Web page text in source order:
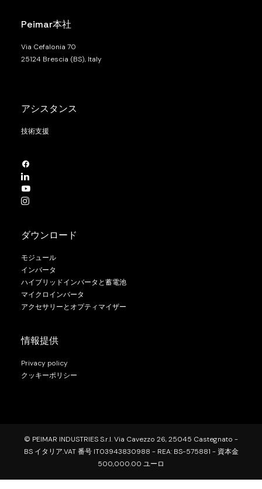
Peimar本社
Via Cefalonia 70
25124 Brescia (BS), Italy
アシスタンス
技術支援
ダウンロード
モジュール
インバータ
ハイブリッドインバータと蓄電池
マイクロインバータ
アクセサリーとオプティマイザー
情報提供
Privacy policy
クッキーポリシー
© PEIMAR INDUSTRIES S.r.l. Via Cavezzo 26, 25045 Castegnato -
BS イタリア.VAT 番号 IT03943830988 - REA: BS-575881 - 資本金
500,000.00 ユーロ